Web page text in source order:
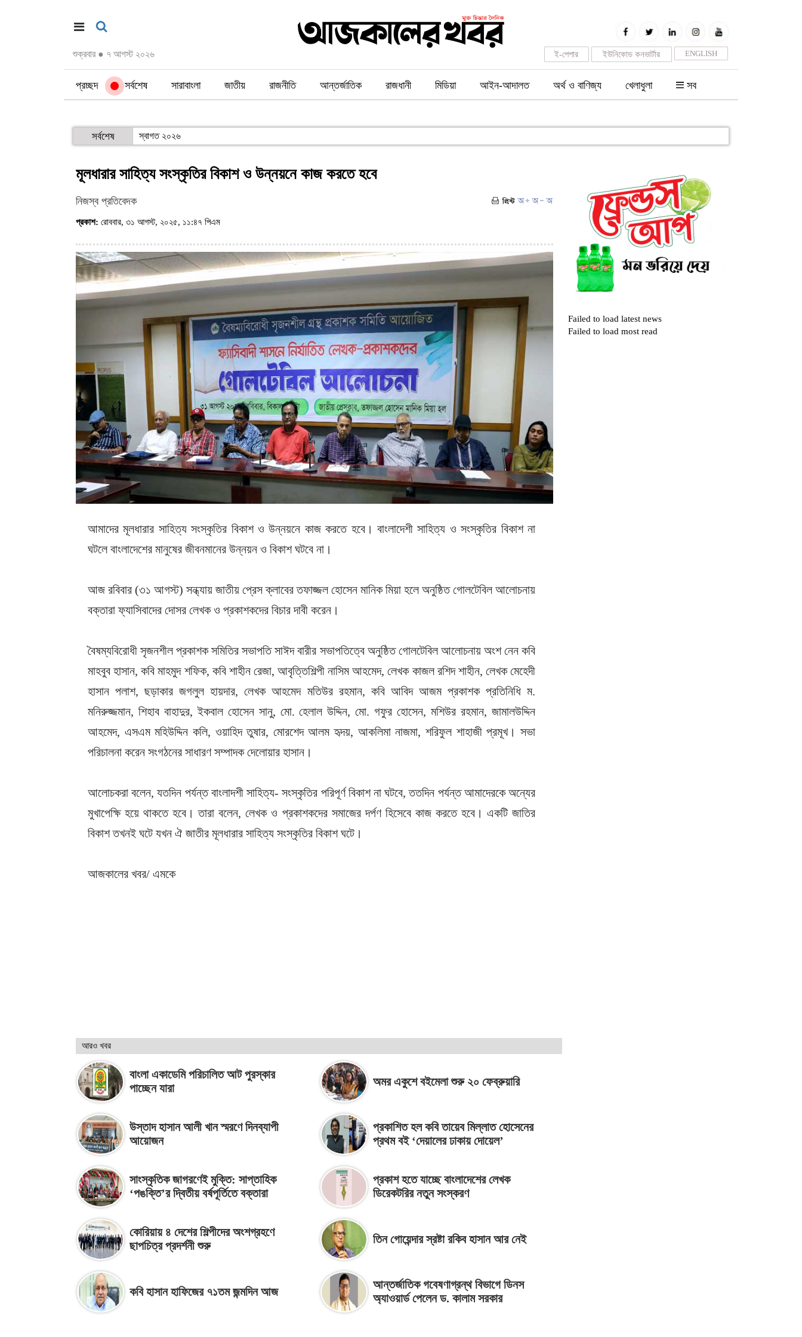
শুক্রবার ● ৭ আগস্ট ২০২৬ ENGLISH
ইউনিকোড কনভার্টার
ই-পেপার
প্রচ্ছদ সর্বশেষ সারাবাংলা জাতীয় রাজনীতি আন্তর্জাতিক রাজধানী মিডিয়া আইন-আদালত অর্থ ও বাণিজ্য খেলাধুলা সব
সর্বশেষ স্বাগত ২০২৬
মূলধারার সাহিত্য সংস্কৃতির বিকাশ ও উন্নয়নে কাজ করতে হবে
নিজস্ব প্রতিবেদক
প্রকাশ: রোববার, ৩১ আগস্ট, ২০২৫, ১১:৪৭ পিএম
আমাদের মূলধারার সাহিত্য সংস্কৃতির বিকাশ ও উন্নয়নে কাজ করতে হবে। বাংলাদেশী সাহিত্য ও সংস্কৃতির বিকাশ না
ঘটলে বাংলাদেশের মানুষের জীবনমানের উন্নয়ন ও বিকাশ ঘটবে না।
আজ রবিবার (৩১ আগস্ট) সন্ধ্যায় জাতীয় প্রেস ক্লাবের তফাজ্জল হোসেন মানিক মিয়া হলে অনুষ্ঠিত গোলটেবিল আলোচনায়
বক্তারা ফ্যাসিবাদের দোসর লেখক ও প্রকাশকদের বিচার দাবী করেন।
বৈষম্যবিরোধী সৃজনশীল প্রকাশক সমিতির সভাপতি সাঈদ বারীর সভাপতিত্বে অনুষ্ঠিত গোলটেবিল আলোচনায় অংশ নেন কবি
মাহবুব হাসান, কবি মাহমুদ শফিক, কবি শাহীন রেজা, আবৃত্তিশিল্পী নাসিম আহমেদ, লেখক কাজল রশিদ শাহীন, লেখক মেহেদী
হাসান পলাশ, ছড়াকার জগলুল হায়দার, লেখক আহমেদ মতিউর রহমান, কবি আবিদ আজম প্রকাশক প্রতিনিধি ম.
মনিরুজ্জমান, শিহাব বাহাদুর, ইকবাল হোসেন সানু, মো. হেলাল উদ্দিন, মো. গফুর হোসেন, মশিউর রহমান, জামালউদ্দিন
আহমেদ, এসএম মহিউদ্দিন কলি, ওয়াহিদ তুষার, মোরশেদ আলম হৃদয়, আকলিমা নাজমা, শরিফুল শাহাজী প্রমূখ। সভা
পরিচালনা করেন সংগঠনের সাধারণ সম্পাদক দেলোয়ার হাসান।
আলোচকরা বলেন, যতদিন পর্যন্ত বাংলাদশী সাহিত্য- সংস্কৃতির পরিপূর্ণ বিকাশ না ঘটবে, ততদিন পর্যন্ত আমাদেরকে অন্যের
মুখাপেক্ষি হয়ে থাকতে হবে। তারা বলেন, লেখক ও প্রকাশকদের সমাজের দর্পণ হিসেবে কাজ করতে হবে। একটি জাতির
বিকাশ তখনই ঘটে যখন ঐ জাতীর মূলধারার সাহিত্য সংস্কৃতির বিকাশ ঘটে।
আজকালের খবর/ এমকে
আরও খবর
বাংলা একাডেমি পরিচালিত আট পুরস্কার
পাচ্ছেন যারা
অমর একুশে বইমেলা শুরু ২০ ফেব্রুয়ারি
উস্তাদ হাসান আলী খান স্মরণে দিনব্যাপী
আয়োজন
প্রকাশিত হল কবি তায়েব মিল্লাত হোসেনের
প্রথম বই ‘দেয়ালের ঢাকায় দোয়েল’
সাংস্কৃতিক জাগরণেই মুক্তি: সাপ্তাহিক
‘পঙক্তি’র দ্বিতীয় বর্ষপূর্তিতে বক্তারা
প্রকাশ হতে যাচ্ছে বাংলাদেশের লেখক
ডিরেকটরির নতুন সংস্করণ
কোরিয়ায় ৪ দেশের শিল্পীদের অংশগ্রহণে
ছাপচিত্র প্রদর্শনী শুরু
তিন গোয়েন্দার স্রষ্টা রকিব হাসান আর নেই
কবি হাসান হাফিজের ৭১তম জন্মদিন আজ
আন্তর্জাতিক গবেষণাগ্রন্থ বিভাগে ডিনস
অ্যাওয়ার্ড পেলেন ড. কালাম সরকার
Failed to load latest news
Failed to load most read